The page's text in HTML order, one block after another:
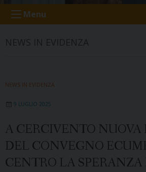
Menu
NEWS IN EVIDENZA
9 LUGLIO 2025
A CERCIVENTO
DEL CONVEGNO
CENTRO LA